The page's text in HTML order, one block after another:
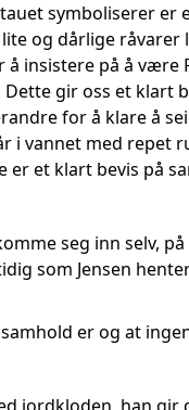
symboliserer
og dårlige råvarer
insistere på å være
gir oss et klart
for å klare å
vannet med repet
et klart bevis på
seg inn selv,
som Jensen
er og at